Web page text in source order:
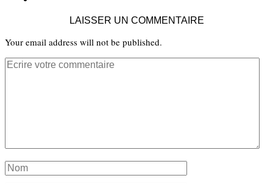
LAISSER UN COMMENTAIRE
Your email address will not be published.